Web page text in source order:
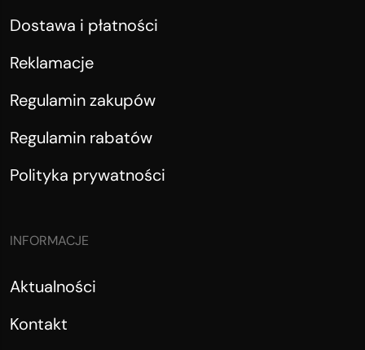
Dostawa i płatności
Reklamacje
Regulamin zakupów
Regulamin rabatów
Polityka prywatności
INFORMACJE
Aktualności
Kontakt